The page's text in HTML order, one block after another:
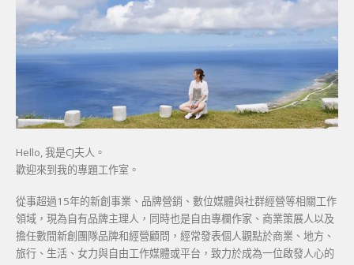
Hello, 我是CJ夫人。
歡迎來到我的專題工作室。
從事超過15年的新創事業、品牌營銷、數位媒體與社群經營等相關工作
領域，現為自有品牌主理人，同時也是自由專欄作家、商業策展人以及
擔任數間新創團隊品牌和經營顧問，經常發表個人觀點於商業、地方、
旅行、生活、女力與自由工作媒體或平台，致力於成為一位啟發人心的